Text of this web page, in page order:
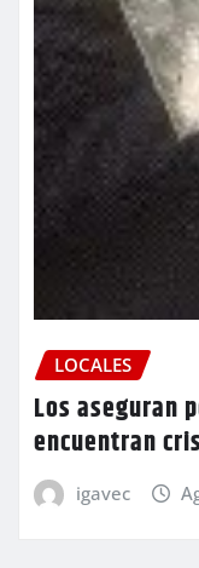
LOCALES
Los aseguran
encuentran
igavec